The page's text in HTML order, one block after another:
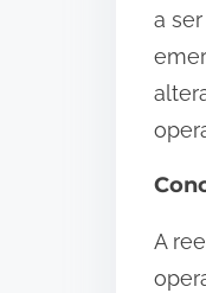
a
A